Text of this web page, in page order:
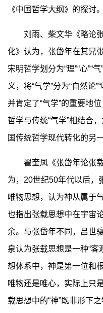
《中国哲学大纲》的探讨。
刘雨、柴文华《略论张
化》认为，张岱年在其兄
宋明哲学划分为“理”“心”“
义，将“气学”分为“自然论
并肯定了“气学”的重要地
哲学与传统“气学”相结合
国传统哲学现代转化的另
翟奎凤《张岱年论张载
为，20世纪50年代以后，
唯物思想，认为神从属于
也指出张载思想中在宇宙
余。与张岱年不同，吕世
泉认为张载思想是一种“客
想体系中，神是第一位和
唯物还是唯心，实际上只
载思想中的“神”既非形下